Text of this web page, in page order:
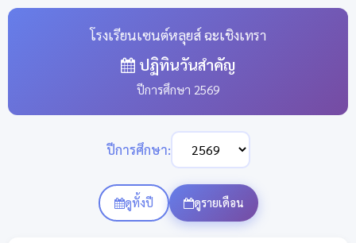
โรงเรียนเซนต์หลุยส์ ฉะเชิงเทรา
ปฏิทินวันสำคัญ
ปีการศึกษา 2569
ปีการศึกษา:
ดูทั้งปี ดูรายเดือน